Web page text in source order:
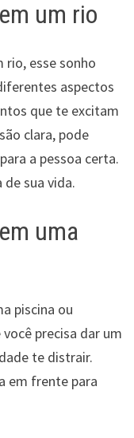
um rio
rio, esse sonho
aspectos
que te excitam
clara, pode
a pessoa certa.
sua vida.
uma
piscina ou
precisa dar um
te distrair.
em frente para